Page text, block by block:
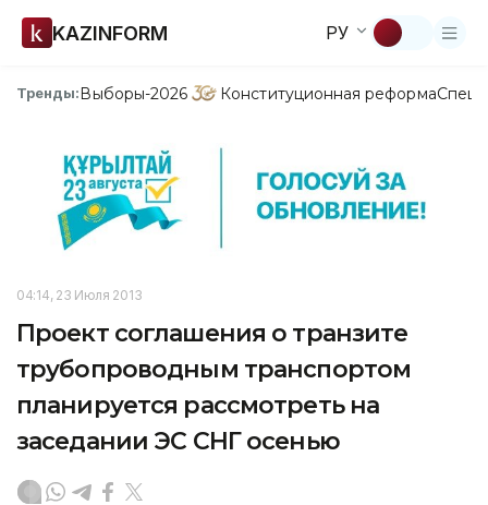
KAZINFORM РУ
Тренды:Выборы-2026 Конституционная реформа
04:14, 23 Июля 2013
Проект соглашения о транзите
трубопроводным транспортом
планируется рассмотреть на
заседании ЭС СНГ осенью